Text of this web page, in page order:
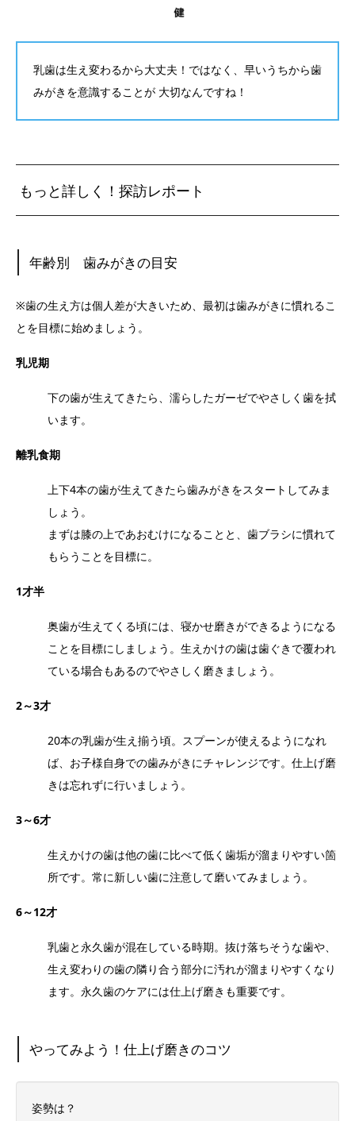
乳歯は生え変わるから大丈夫！ではなく、早いうちから歯
みがきを意識することが 大切なんですね！
もっと詳しく！探訪レポート
年齢別 歯みがきの目安
※歯の生え方は個人差が大きいため、最初は歯みがきに慣れるこ
とを目標に始めましょう。
乳児期
下の歯が生えてきたら、濡らしたガーゼでやさしく歯を拭
います。
離乳食期
上下4本の歯が生えてきたら歯みがきをスタートしてみま
しょう。
まずは膝の上であおむけになることと、歯ブラシに慣れて
もらうことを目標に。
1才半
奥歯が生えてくる頃には、寝かせ磨きができるようになる
ことを目標にしましょう。生えかけの歯は歯ぐきで覆われ
ている場合もあるのでやさしく磨きましょう。
2～3才
20本の乳歯が生え揃う頃。スプーンが使えるようになれ
ば、お子様自身での歯みがきにチャレンジです。仕上げ磨
きは忘れずに行いましょう。
3～6才
生えかけの歯は他の歯に比べて低く歯垢が溜まりやすい箇
所です。常に新しい歯に注意して磨いてみましょう。
6～12才
乳歯と永久歯が混在している時期。抜け落ちそうな歯や、
生え変わりの歯の隣り合う部分に汚れが溜まりやすくなり
ます。永久歯のケアには仕上げ磨きも重要です。
やってみよう！仕上げ磨きのコツ
姿勢は？